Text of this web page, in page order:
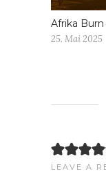
Afrika
25. Mai 2025
LEAVE A